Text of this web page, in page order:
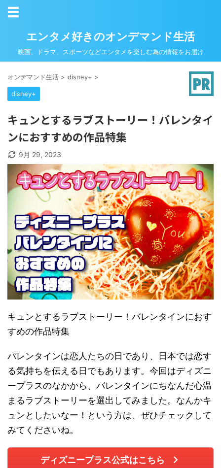
エンタメ好きのオンデマンド生活
映画、ドラマ、スポーツなどエンタメを楽しむ為の情報をお届け
オンデマンド生活 > disney+ >
disney+
キュンとするラブストーリー！バレンタイ
ンにおすすめの作品特集
9月 29, 2023
キュンとするラブストーリー！バレンタインにおす
すめの作品特集
バレンタインは恋人たちの日であり、日本では恋す
る気持ちを伝える日でもあります。今回はディズニ
ープラスのなかから、バレンタインにちなんだ心温
まるラブストーリーを選出してみました。なんかキ
ュンとしたいなー！という方は、ぜひチェックして
みてくださいね。
ディズニープラス公式はこちら